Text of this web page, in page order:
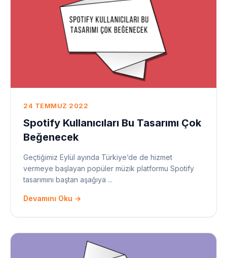
24 TEMMUZ 2022
Spotify Kullanıcıları Bu Tasarımı Çok
Beğenecek
Geçtiğimiz Eylül ayında Türkiye’de de hizmet
vermeye başlayan popüler müzik platformu Spotify
tasarımını baştan aşağıya ...
Devamını Oku →